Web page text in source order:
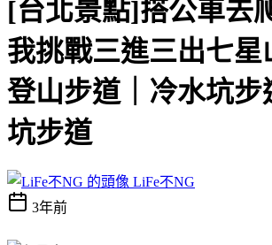
[台北景點]搭公車去
我挑戰三進三出七星
登山步道｜冷水坑步
坑步道
LiFe不NG
3年前